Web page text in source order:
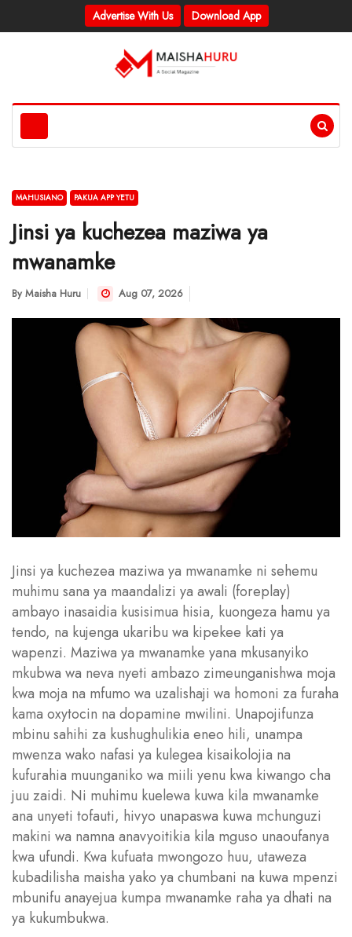
Advertise With Us Download App
MAHUSIANO PAKUA APP YETU
Jinsi ya kuchezea maziwa ya
mwanamke
By Maisha Huru Aug 07, 2026
Jinsi ya kuchezea maziwa ya mwanamke ni sehemu
muhimu sana ya maandalizi ya awali (foreplay)
ambayo inasaidia kusisimua hisia, kuongeza hamu ya
tendo, na kujenga ukaribu wa kipekee kati ya
wapenzi. Maziwa ya mwanamke yana mkusanyiko
mkubwa wa neva nyeti ambazo zimeunganishwa moja
kwa moja na mfumo wa uzalishaji wa homoni za furaha
kama oxytocin na dopamine mwilini. Unapojifunza
mbinu sahihi za kushughulikia eneo hili, unampa
mwenza wako nafasi ya kulegea kisaikolojia na
kufurahia muunganiko wa miili yenu kwa kiwango cha
juu zaidi. Ni muhimu kuelewa kuwa kila mwanamke
ana unyeti tofauti, hivyo unapaswa kuwa mchunguzi
makini wa namna anavyoitikia kila mguso unaoufanya
kwa ufundi. Kwa kufuata mwongozo huu, utaweza
kubadilisha maisha yako ya chumbani na kuwa mpenzi
mbunifu anayejua kumpa mwanamke raha ya dhati na
ya kukumbukwa.